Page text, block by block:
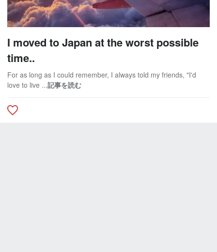
I moved to Japan at the worst possible
time..
For as long as I could remember, I always told my friends, "I'd
love to live ...記事を読む